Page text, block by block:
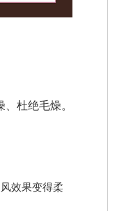
杜绝毛燥。
效果变得柔